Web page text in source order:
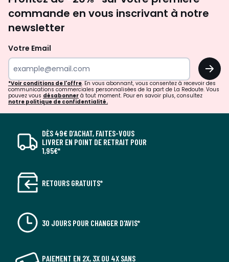
commande en vous inscrivant à notre
newsletter
Votre Email
OK
*Voir conditions de l'offre. En vous abonnant, vous consentez à recevoir des
communications commerciales personnalisées de la part de La Redoute. Vous
pouvez vous désabonner à tout moment. Pour en savoir plus, consultez
notre politique de confidentialité.
DÈS 49€ D’ACHAT, FAITES-VOUS
LIVRER EN POINT DE RETRAIT POUR
1,95€*
RETOURS GRATUITS*
30 JOURS POUR CHANGER D'AVIS*
PAIEMENT EN 2X, 3X OU 4X SANS